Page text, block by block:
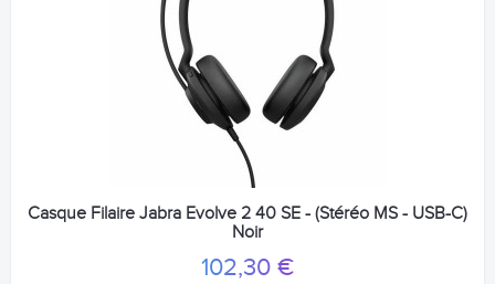
Casque Filaire Jabra Evolve 2 40 SE - (Stéréo MS - USB-C)
Noir
102,30 €